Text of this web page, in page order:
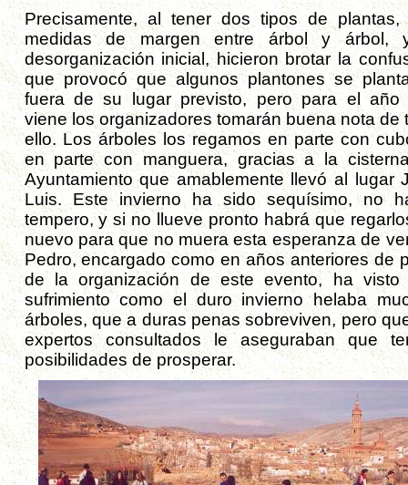
Precisamente, al tener dos tipos de plantas,
medidas de margen entre árbol y árbol,
desorganización inicial, hicieron brotar la
que provocó que algunos plantones se
fuera de su lugar previsto, pero para el año
viene los organizadores tomarán buena nota de
ello. Los árboles los regamos en parte con
en parte con manguera, gracias a la
Ayuntamiento que amablemente llevó al lugar
Luis. Este invierno ha sido sequísimo, no
tempero, y si no llueve pronto habrá que
nuevo para que no muera esta esperanza de
Pedro, encargado como en años anteriores de
de la organización de este evento, ha visto
sufrimiento como el duro invierno helaba
árboles, que a duras penas sobreviven, pero
expertos consultados le aseguraban que
posibilidades de prosperar.